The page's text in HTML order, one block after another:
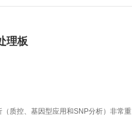
理板
质控、基因型应用和SNP分析）非常重